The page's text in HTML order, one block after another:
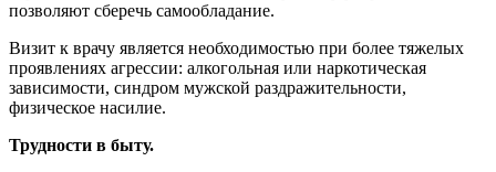
позволяют сберечь самообладание.
Визит к врачу является необходимостью при более тяжелых
проявлениях агрессии: алкогольная или наркотическая
зависимости, синдром мужской раздражительности,
физическое насилие.
Трудности в быту.